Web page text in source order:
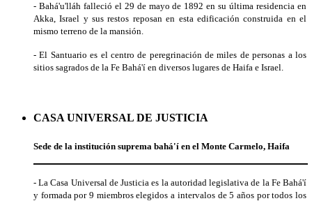
- Bahá'u'lláh falleció el 29 de mayo de 1892 en su última residencia en
Akka, Israel y sus restos reposan en esta edificación construida en el
mismo terreno de la mansión.
- El Santuario es el centro de peregrinación de miles de personas a los
sitios sagrados de la Fe Bahá'í en diversos lugares de Haifa e Israel.
CASA UNIVERSAL DE JUSTICIA
Sede de la institución suprema bahá'í en el Monte Carmelo, Haifa
- La Casa Universal de Justicia es la autoridad legislativa de la Fe Bahá'í
y formada por 9 miembros elegidos a intervalos de 5 años por todos los